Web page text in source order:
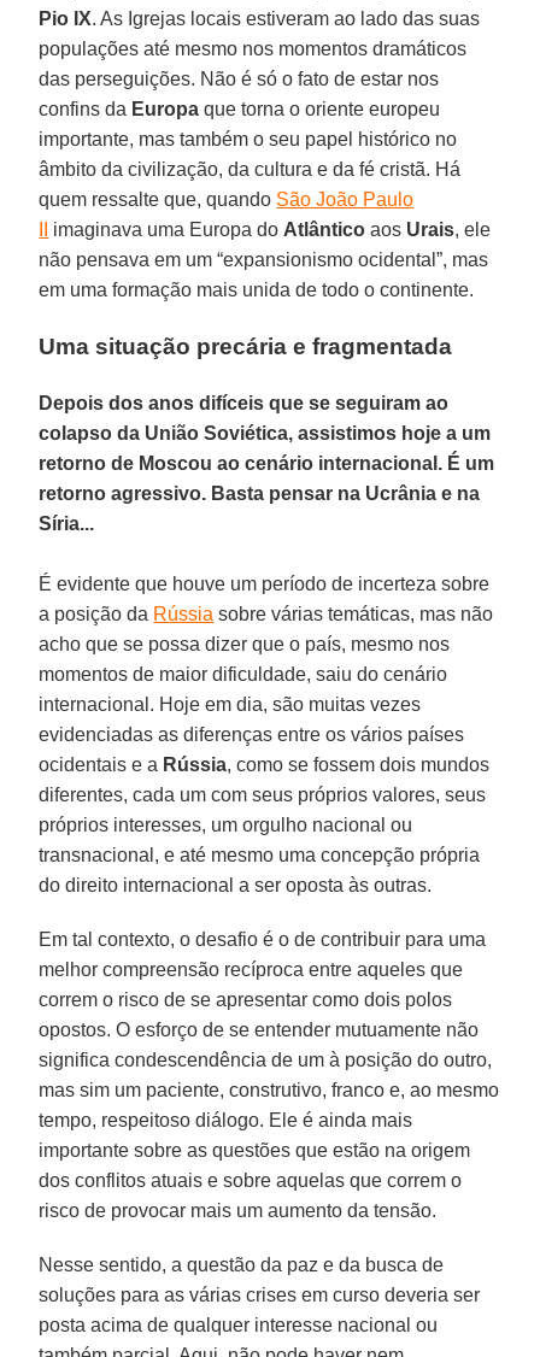
Pio IX. As Igrejas locais estiveram ao lado das suas
populações até mesmo nos momentos dramáticos
das perseguições. Não é só o fato de estar nos
confins da Europa que torna o oriente europeu
importante, mas também o seu papel histórico no
âmbito da civilização, da cultura e da fé cristã. Há
quem ressalte que, quando São João Paulo
imaginava uma Europa do Atlântico aos Urais, ele
não pensava em um “expansionismo ocidental”, mas
em uma formação mais unida de todo o continente.
Uma situação precária e fragmentada
Depois dos anos difíceis que se seguiram ao
colapso da União Soviética, assistimos hoje a um
retorno de Moscou ao cenário internacional. É um
retorno agressivo. Basta pensar na Ucrânia e na
Síria...
É evidente que houve um período de incerteza sobre
a posição da Rússia sobre várias temáticas, mas não
acho que se possa dizer que o país, mesmo nos
momentos de maior dificuldade, saiu do cenário
internacional. Hoje em dia, são muitas vezes
evidenciadas as diferenças entre os vários países
ocidentais e a Rússia, como se fossem dois mundos
diferentes, cada um com seus próprios valores, seus
próprios interesses, um orgulho nacional ou
transnacional, e até mesmo uma concepção própria
do direito internacional a ser oposta às outras.
Em tal contexto, o desafio é o de contribuir para uma
melhor compreensão recíproca entre aqueles que
correm o risco de se apresentar como dois polos
opostos. O esforço de se entender mutuamente não
significa condescendência de um à posição do outro,
mas sim um paciente, construtivo, franco e, ao mesmo
tempo, respeitoso diálogo. Ele é ainda mais
importante sobre as questões que estão na origem
dos conflitos atuais e sobre aquelas que correm o
risco de provocar mais um aumento da tensão.
Nesse sentido, a questão da paz e da busca de
soluções para as várias crises em curso deveria ser
posta acima de qualquer interesse nacional ou